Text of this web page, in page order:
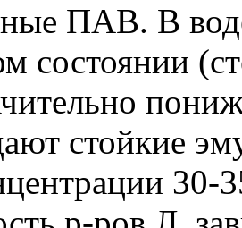
ПАВ. В
состоянии
стойкие
30-